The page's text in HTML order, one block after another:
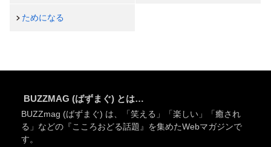
ためになる
BUZZMAG (ばずまぐ) とは…
BUZZmag (ばずまぐ) は、「笑える」「楽しい」「癒され
る」などの『こころおどる話題』を集めたWebマガジンで
す。